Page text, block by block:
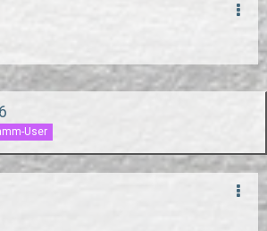
User